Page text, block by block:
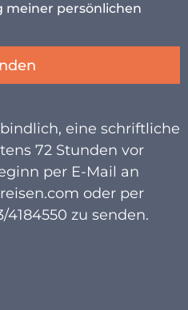
meiner persönlichen
eine schriftliche
72 Stunden vor
per E-Mail an
oder per
4184550 zu senden.